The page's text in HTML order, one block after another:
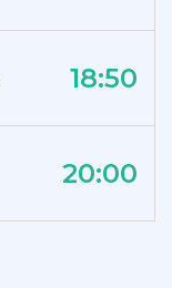
18:50
20:00